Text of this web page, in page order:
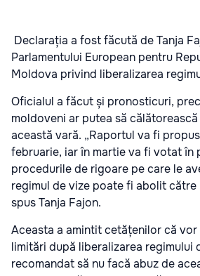
Declarația a fost făcută de Tanja
Parlamentului European pentru
Moldova privind liberalizarea
Oficialul a făcut și pronosticuri,
moldoveni ar putea să
această vară. „Raportul va fi
februarie, iar în martie va fi votat în
procedurile de rigoare pe care le
regimul de vize poate fi abolit către
spus Tanja Fajon.
Aceasta a amintit cetățenilor că vor
limitări după liberalizarea regimului
recomandat să nu facă abuz de